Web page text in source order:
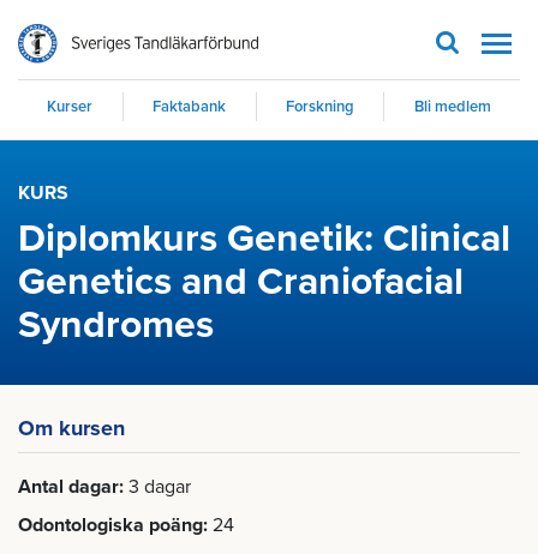
Kurser Faktabank Forskning Bli medlem
KURS
Diplomkurs Genetik: Clinical
Genetics and Craniofacial
Syndromes
Om kursen
Antal dagar 3 dagar
Odontologiska poäng 24